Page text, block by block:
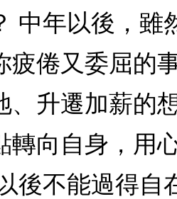
中年以後，
倦又委屈的
升遷加薪的
向自身，用
後不能過得